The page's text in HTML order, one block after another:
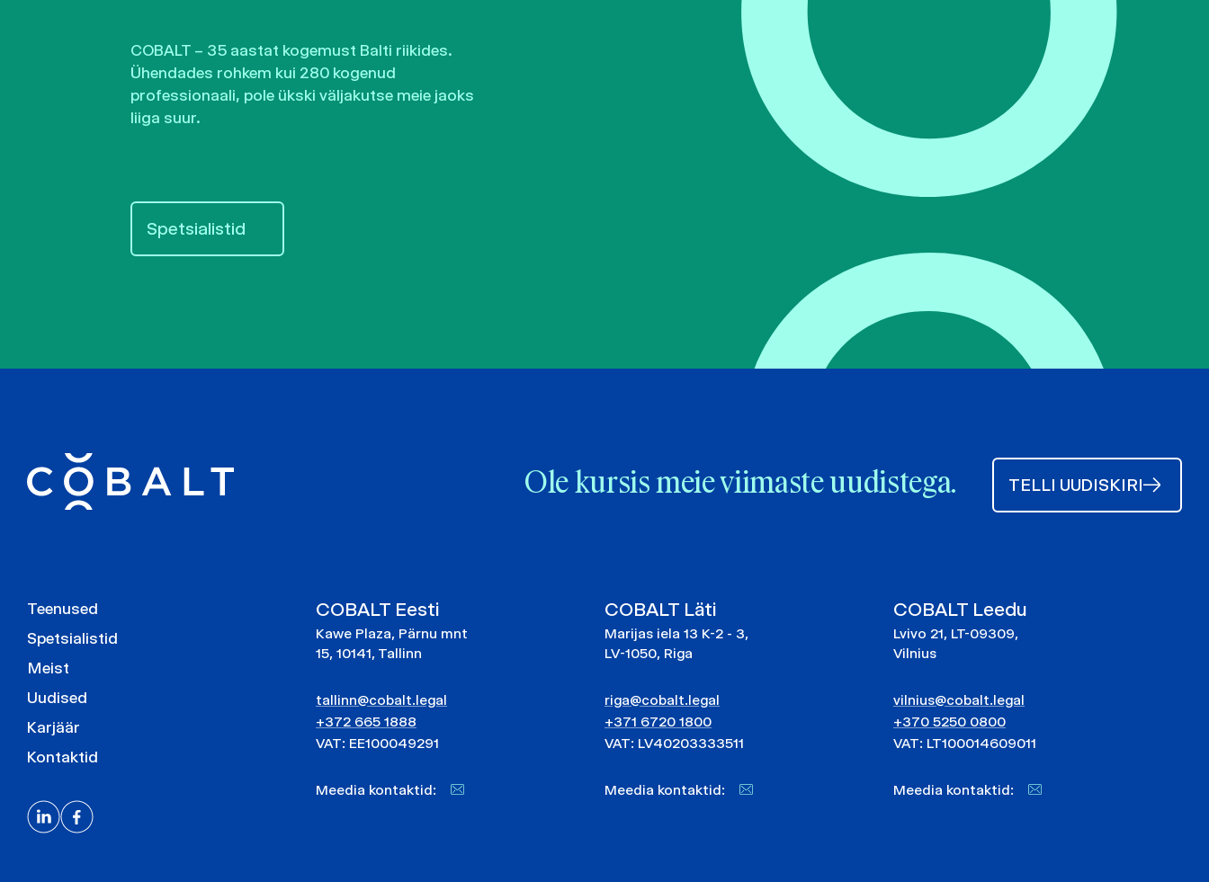
COBALT – 35 aastat kogemust Balti riikides.
Ühendades rohkem kui 280 kogenud
professionaali, pole ükski väljakutse meie jaoks
liiga suur.
Spetsialistid
Ole kursis meie viimaste uudistega. TELLI UUDISKIRI
Teenused
Spetsialistid
Meist
Uudised
Karjäär
Kontaktid
COBALT Eesti
Kawe Plaza, Pärnu mnt
15, 10141, Tallinn
tallinn@cobalt.legal
+372 665 1888
VAT: EE100049291
Meedia kontaktid:
COBALT Läti
Marijas iela 13 K-2 - 3,
LV-1050, Riga
riga@cobalt.legal
+371 6720 1800
VAT: LV40203333511
Meedia kontaktid:
COBALT Leedu
Lvivo 21, LT-09309,
Vilnius
vilnius@cobalt.legal
+370 5250 0800
VAT: LT100014609011
Meedia kontaktid: